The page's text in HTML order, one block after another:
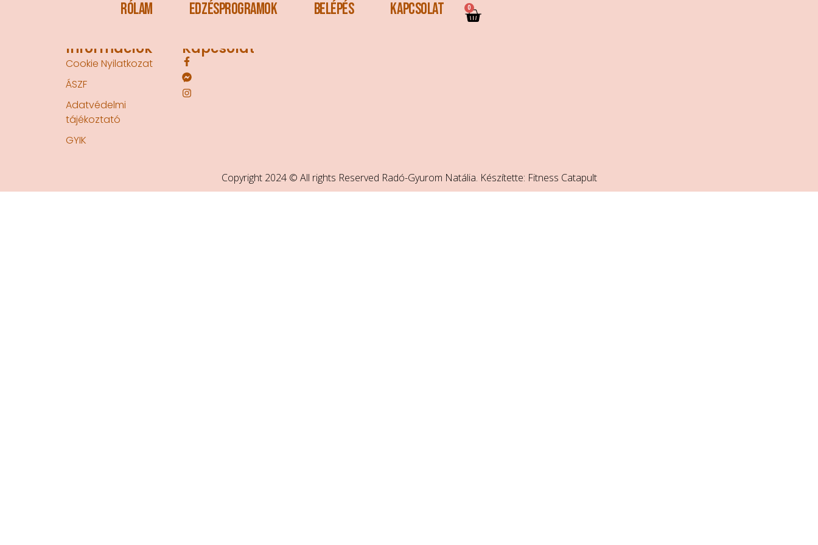
Rólam Edzésprogramok Belépés Kapcsolat 0
Információk
Cookie Nyilatkozat
ÁSZF
Adatvédelmi
tájékoztató
GYIK
Kapcsolat
Copyright 2024 © All rights Reserved Radó-Gyurom Natália. Készítette: Fitness Catapult